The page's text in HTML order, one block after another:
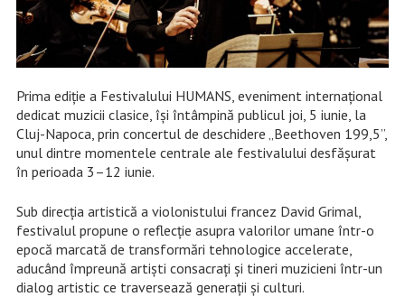
Prima ediție a Festivalului HUMANS, eveniment internațional
dedicat muzicii clasice, își întâmpină publicul joi, 5 iunie, la
Cluj-Napoca, prin concertul de deschidere „Beethoven 199,5”,
unul dintre momentele centrale ale festivalului desfășurat
în perioada 3–12 iunie.
Sub direcția artistică a violonistului francez David Grimal,
festivalul propune o reflecție asupra valorilor umane într-o
epocă marcată de transformări tehnologice accelerate,
aducând împreună artiști consacrați și tineri muzicieni într-un
dialog artistic ce traversează generații și culturi.